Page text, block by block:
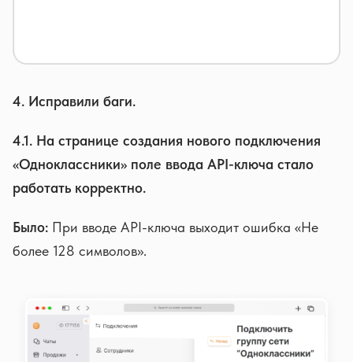
4. Исправили баги.
4.1. На странице создания нового подключения
«Одноклассники» поле ввода API-ключа стало
работать корректно.
Было: При вводе API-ключа выходит ошибка «Не
более 128 символов».